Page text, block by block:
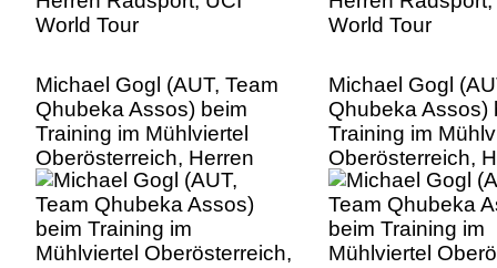
Michael Gogl (AUT, Team
Qhubeka Assos) beim
Training im Mühlviertel
Oberösterreich, Herren
Radsport, UCI World Tour
Michael Gogl
Qhubeka Assos)
Training im
Oberösterreich,
Radsport, UCI